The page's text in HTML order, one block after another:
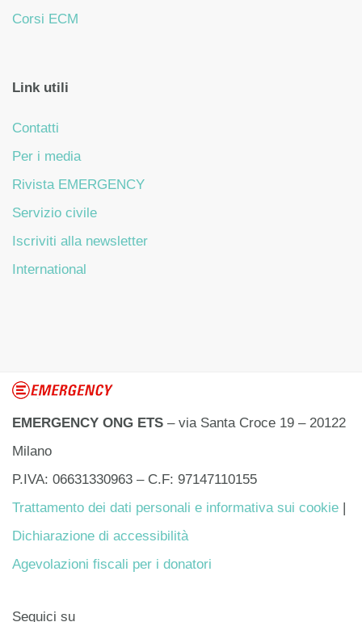
Corsi ECM
Link utili
Contatti
Per i media
Rivista EMERGENCY
Servizio civile
Iscriviti alla newsletter
International
EMERGENCY ONG ETS – via Santa Croce 19 – 20122
Milano
P.IVA: 06631330963 – C.F: 97147110155
Trattamento dei dati personali e informativa sui cookie
Dichiarazione di accessibilità
Agevolazioni fiscali per i donatori
Seguici su